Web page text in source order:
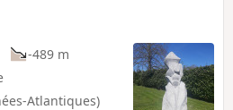
-489 m
Atlantiques)